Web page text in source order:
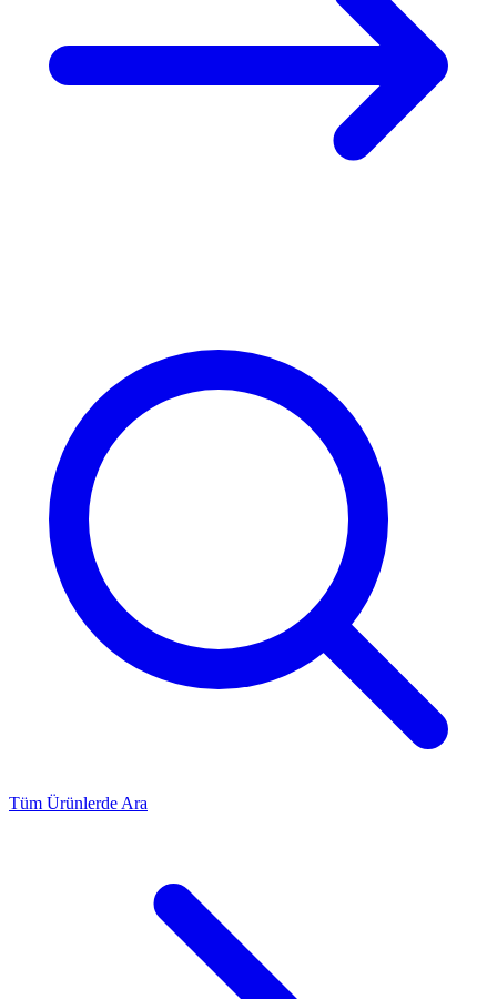
Tüm Ürünlerde Ara